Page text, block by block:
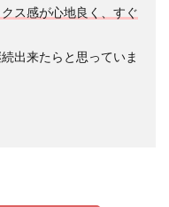
ス感が心地良く、すぐ
出来たらと思っていま